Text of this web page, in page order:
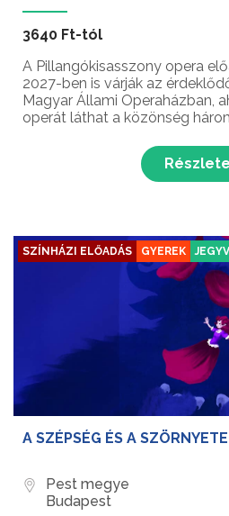
3640 Ft-tól
A Pillangókisasszony opera
2027-ben is várják az
Magyar Állami Operaházban,
operát láthat a közönség
SZÍNHÁZI ELŐADÁS GYEREK
A SZÉPSÉG ÉS A
Pest megye
Budapest